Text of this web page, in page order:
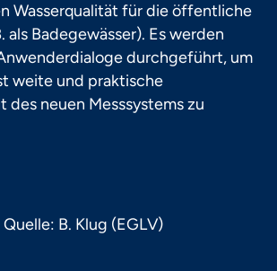
Wasserqualität für die öffentliche
als Badegewässer). Es werden
durchgeführt, um
weite und praktische
des neuen Messsystems zu
Quelle: B. Klug (EGLV)